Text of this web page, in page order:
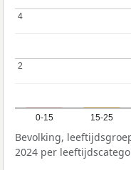
0-15 15-25
2
2
4
4
Bevolking,
2024 per